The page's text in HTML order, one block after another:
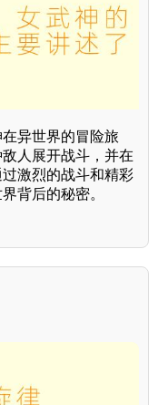
异世界的冒险旅
人展开战斗，并在
激烈的战斗和精彩
背后的秘密。